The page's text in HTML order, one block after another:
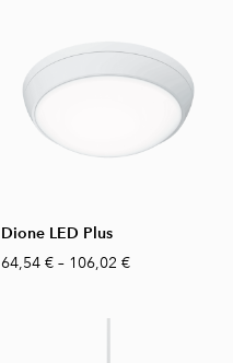
Dione LED Plus
64,54 € – 106,02 €